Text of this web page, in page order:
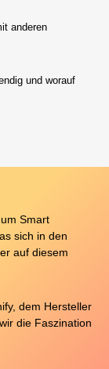
anderen
und worauf
Smart
sich in den
auf diesem
dem Hersteller
die Faszination